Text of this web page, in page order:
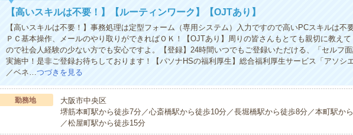
【高いスキルは不要！】【ルーティンワーク】【OJTあり】
【高いスキルは不要！】事務処理は定型フォーム（専用システム）入力ですので高いPCスキルは不
ＰＣ基本操作、メールのやり取りができればＯＫ！【OJTあり】周りの皆さんもとても親切に教えて
ので社会人経験の少ない方でも安心ですよ。【登録】24時間いつでもご登録いただける、「セルフ
実施中！是非ご登録お待ちしております！【パソナHSの福利厚生】総合福利厚生サービス「アソシ
／ベネ…つづきを見る
勤務地
大阪市中央区
堺筋本町駅から徒歩7分／心斎橋駅から徒歩10分／長堀橋駅から徒歩8分／本町駅か
／松屋町駅から徒歩15分